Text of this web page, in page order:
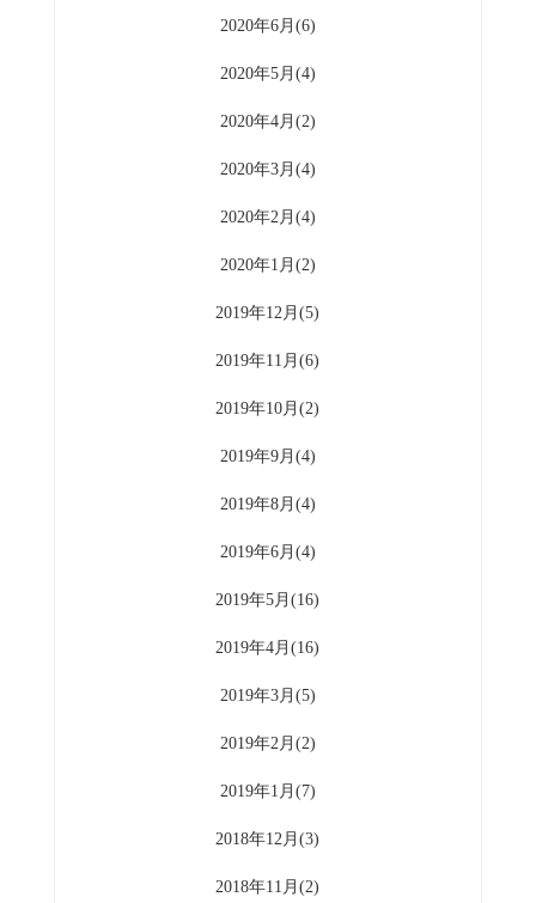
2020年6月(6)
2020年5月(4)
2020年4月(2)
2020年3月(4)
2020年2月(4)
2020年1月(2)
2019年12月(5)
2019年11月(6)
2019年10月(2)
2019年9月(4)
2019年8月(4)
2019年6月(4)
2019年5月(16)
2019年4月(16)
2019年3月(5)
2019年2月(2)
2019年1月(7)
2018年12月(3)
2018年11月(2)